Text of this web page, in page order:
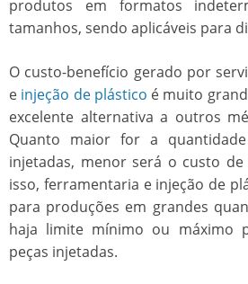
produtos em formatos
tamanhos, sendo aplicáveis para
O custo-benefício gerado por
e injeção de plástico é muito
excelente alternativa a outros
Quanto maior for a
injetadas, menor será o custo
isso, ferramentaria e injeção de
para produções em grandes
haja limite mínimo ou máximo
peças injetadas.